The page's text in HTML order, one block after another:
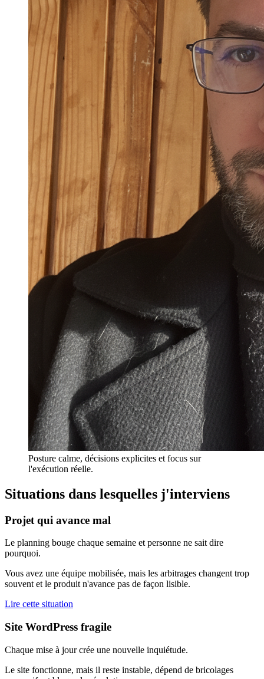
Posture calme, décisions explicites et focus sur
l'exécution réelle.
Situations dans lesquelles j'interviens
Projet qui avance mal
Le planning bouge chaque semaine et personne ne sait dire
pourquoi.
Vous avez une équipe mobilisée, mais les arbitrages changent trop
souvent et le produit n'avance pas de façon lisible.
Lire cette situation
Site WordPress fragile
Chaque mise à jour crée une nouvelle inquiétude.
Le site fonctionne, mais il reste instable, dépend de bricolages